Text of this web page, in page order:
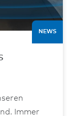
NEWS
Immer